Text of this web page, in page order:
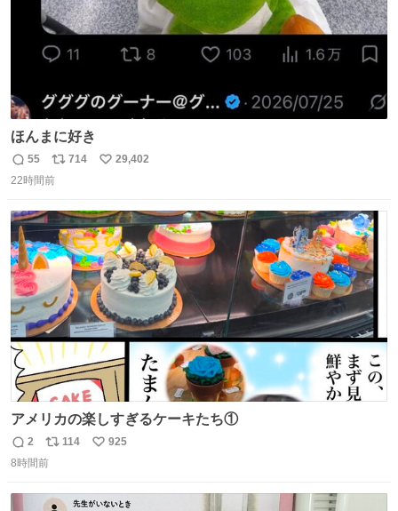
ほんまに好き
返
信
55
リ
ポ
ト
数
714
い
数
29,402
22時間前
アメリカの楽しすぎるケーキたち①
返
信
2
リ
ポ
ト
114
い
数
925
8時間前